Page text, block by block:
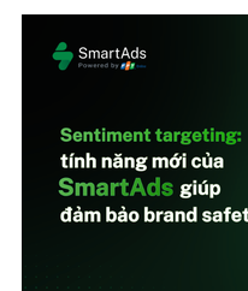
Sân khấu - Điện ảnh
Âm nhạc